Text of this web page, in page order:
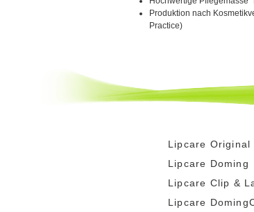
Produktion nach
Practice)
Lipcare Original
Lipcare Doming
Lipcare Clip &
Lipcare